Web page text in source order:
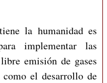
la humanidad es
implementar las
emisión de gases
como el desarrollo de